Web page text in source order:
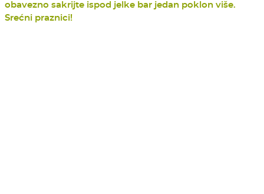
obavezno sakrijte ispod jelke bar jedan poklon više.
Srećni praznici!